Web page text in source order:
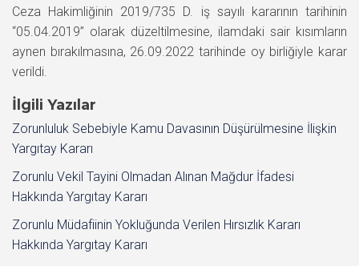
Ceza Hakimliğinin 2019/735 D. iş sayılı kararının tarihinin
“05.04.2019” olarak düzeltilmesine, ilamdaki sair kısımların
aynen bırakılmasına, 26.09.2022 tarihinde oy birliğiyle karar
verildi.
İlgili Yazılar
Zorunluluk Sebebiyle Kamu Davasının Düşürülmesine İlişkin
Yargıtay Kararı
Zorunlu Vekil Tayini Olmadan Alınan Mağdur İfadesi
Hakkında Yargıtay Kararı
Zorunlu Müdafiinin Yokluğunda Verilen Hırsızlık Kararı
Hakkında Yargıtay Kararı